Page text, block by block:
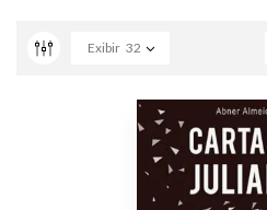
Exibir 32